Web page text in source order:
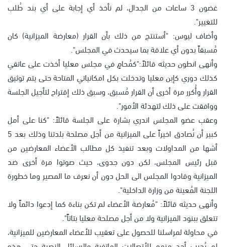
غضون 3 ساعات من الجدال، لم نأخذ أي إجابة على أي بند طُلب
للتغيير".
وأضاف ليوس: "أستنتج من ذلك بأن القرار (معارضة الميزانية) كان
مُسبقاً بدون أي علاقة بما سيحدث في المجلس".
وأنهى انطون حديثه قائلاً:"كمُحامٍ في مجلس معليا أخذت على عاتقي
كذلك دوري كإبن معليا وتدخلت بكل امكانياتي المتاحة حتى يتم توثيق
القرار وأُكرر مرة أخرى أن القرار مُسبق، وسبق ذلك إقتراح لتأجيل الجلسة
ووافقت على ذلك لتهدئة الأمور".
وعقب عضو المجلس اندري بشارة على الجلسة قائلاً: "كنا على أمل
كبير أن نُصادق اخيراً على الميزانية من أجل مصلحة بلدتنا وذلك بعد 5
أشها من المداولات وبعد تنفيذ كل مطالب الأعضاء المعارضين من
قبل رئيس المجلس، لكن دون جدوى، حيث صوتوا مرة أخرى ضد
الميزانية وقادوا المجلس الى الحل دون أن نعرف ما المصير وما خطورة
اللجنة المُعينة من وزارة الداخلية".
وأنهى حديثه قائلاً: "مُعارضة الأعضاء لم تكن بناءة كما إدعوا دائماً ولا
تتعلق ببنود الميزانية ولا من أجل مصلحة معليا بتاتاً".
في محاولة لمراسلنا للحصول على تعقيب للأعضاء المعارضين للميزانية،